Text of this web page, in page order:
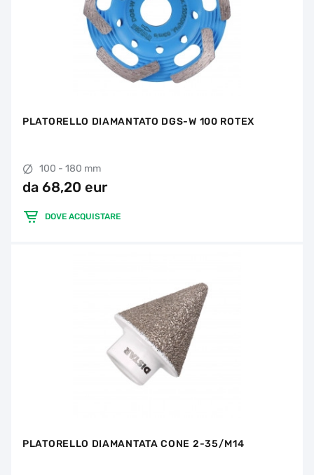
PLATORELLO DIAMANTATO DGS-W 100 ROTEX
100 - 180 mm
da 68,20 eur
DOVE ACQUISTARE
PLATORELLO DIAMANTATA CONE 2-35/M14